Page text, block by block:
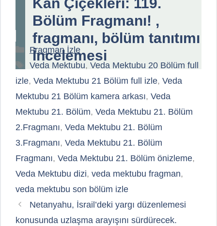
Bölüm Fragmanı! ,
fragmanı, bölüm tanıtımı
İncelemesi
Kategoriler
Fragman İzle
Etiketler
Veda Mektubu, Veda Mektubu 20 Bölüm full
izle, Veda Mektubu 21 Bölüm full izle, Veda
Mektubu 21 Bölüm kamera arkası, Veda
Mektubu 21. Bölüm, Veda Mektubu 21. Bölüm
2.Fragmanı, Veda Mektubu 21. Bölüm
3.Fragmanı, Veda Mektubu 21. Bölüm
Fragmanı, Veda Mektubu 21. Bölüm önizleme,
Veda Mektubu dizi, veda mektubu fragman,
veda mektubu son bölüm izle
Netanyahu, İsrail’deki yargı düzenlemesi
konusunda uzlaşma arayışını sürdürecek.